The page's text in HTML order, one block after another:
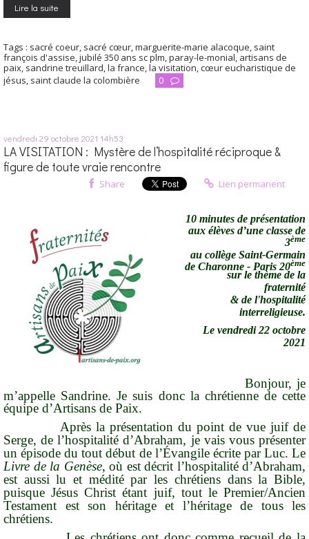
Lire la suite
Tags : sacré coeur sacré cœur marguerite-marie alacoque saint
françois d'assise jubilé 350 ans sc plm paray-le-monial artisans de
paix sandrine treuillard la france la visitation cœur eucharistique de
jésus saint claude la colombière 0
vendredi 29 octobre 2021 14h53
LA VISITATION : Mystère de l’hospitalité réciproque &
figure de toute vraie rencontre
Share Lien permanent
10 minutes de présentation
aux élèves d’une classe de
3ème
au collège Saint-Germain
de Charonne - Paris 20ème
sur le thème de la
fraternité
& de l'hospitalité
interreligieuse.
Le vendredi 22 octobre
2021
Bonjour, je
m’appelle Sandrine. Je suis donc la chrétienne de cette
équipe d’Artisans de Paix.
Après la présentation du point de vue juif de
Serge, de l’hospitalité d’Abraham, je vais vous présenter
un épisode du tout début de l’Évangile écrite par Luc. Le
Livre de la Genèse, où est décrit l’hospitalité d’Abraham,
est aussi lu et médité par les chrétiens dans la Bible,
puisque Jésus Christ étant juif, tout le Premier/Ancien
Testament est son héritage et l’héritage de tous les
chrétiens.